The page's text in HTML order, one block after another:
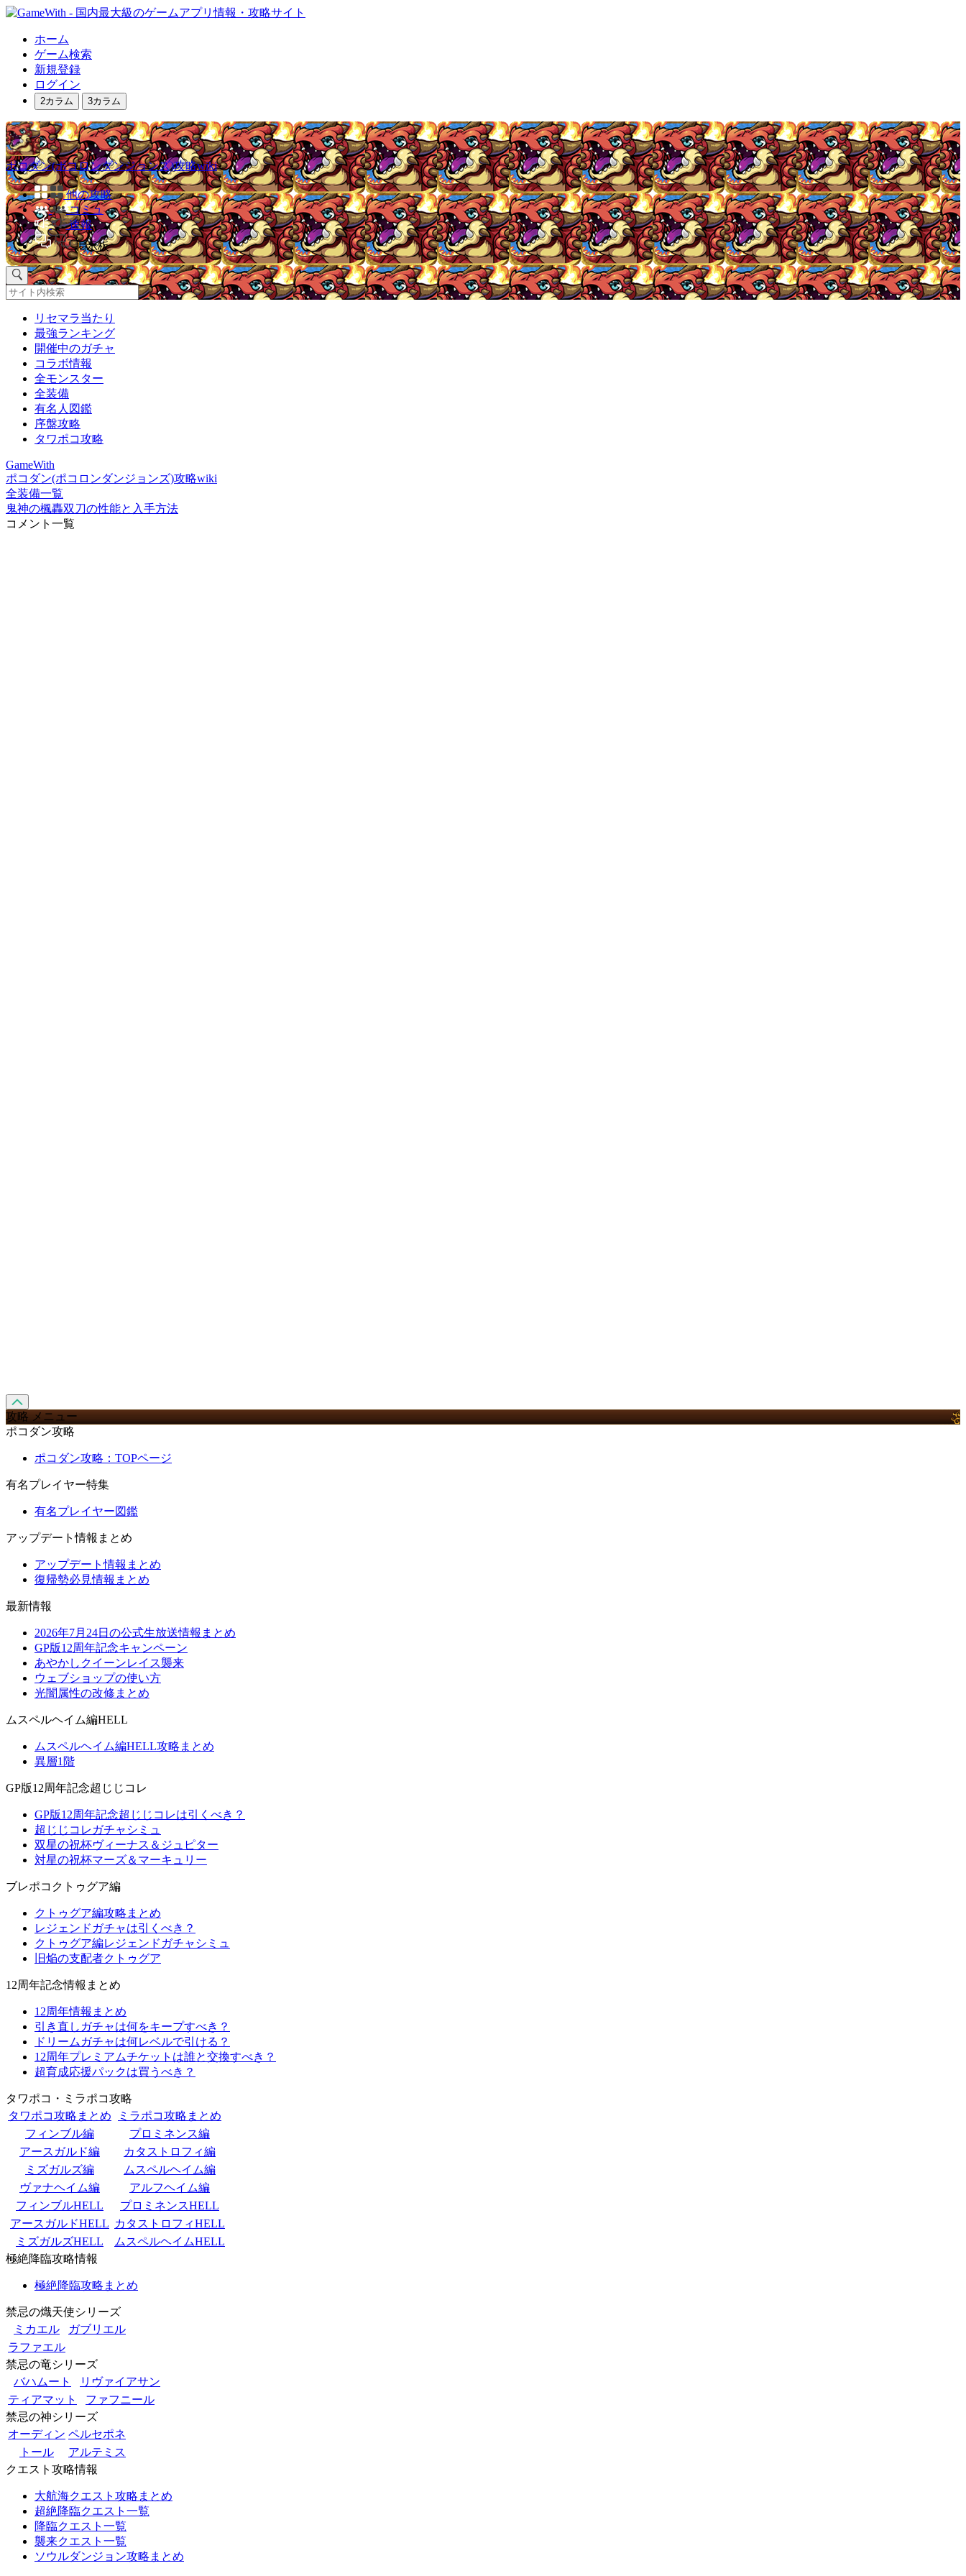
ホーム
ゲーム検索
新規登録
ログイン
2カラム 3カラム
ポコダン(ポコロンダンジョンズ)攻略wiki
他の攻略
コミュ
速報
掲示板
リセマラ当たり
最強ランキング
開催中のガチャ
コラボ情報
全モンスター
全装備
有名人図鑑
序盤攻略
タワポコ攻略
GameWith
ポコダン(ポコロンダンジョンズ)攻略wiki
全装備一覧
鬼神の楓轟双刀の性能と入手方法
コメント一覧
攻略 メニュー
ポコダン攻略
ポコダン攻略：TOPページ
有名プレイヤー特集
有名プレイヤー図鑑
アップデート情報まとめ
アップデート情報まとめ
復帰勢必見情報まとめ
最新情報
2026年7月24日の公式生放送情報まとめ
GP版12周年記念キャンペーン
あやかしクイーンレイス襲来
ウェブショップの使い方
光闇属性の改修まとめ
ムスペルヘイム編HELL
ムスペルヘイム編HELL攻略まとめ
異層1階
GP版12周年記念超じじコレ
GP版12周年記念超じじコレは引くべき？
超じじコレガチャシミュ
双星の祝杯ヴィーナス＆ジュピター
対星の祝杯マーズ＆マーキュリー
ブレポコクトゥグア編
クトゥグア編攻略まとめ
レジェンドガチャは引くべき？
クトゥグア編レジェンドガチャシミュ
旧焔の支配者クトゥグア
12周年記念情報まとめ
12周年情報まとめ
引き直しガチャは何をキープすべき？
ドリームガチャは何レベルで引ける？
12周年プレミアムチケットは誰と交換すべき？
超育成応援パックは買うべき？
タワポコ・ミラポコ攻略
タワポコ攻略まとめ
ミラポコ攻略まとめ
フィンブル編
プロミネンス編
アースガルド編
カタストロフィ編
ミズガルズ編
ムスペルヘイム編
ヴァナヘイム編
アルフヘイム編
フィンブルHELL
プロミネンスHELL
アースガルドHELL カタストロフィHELL
ミズガルズHELL
ムスペルヘイムHELL
極絶降臨攻略情報
極絶降臨攻略まとめ
禁忌の熾天使シリーズ
ミカエル
ガブリエル
ラファエル
禁忌の竜シリーズ
バハムート
リヴァイアサン
ティアマット
ファフニール
禁忌の神シリーズ
オーディン ペルセポネ
トール
アルテミス
クエスト攻略情報
大航海クエスト攻略まとめ
超絶降臨クエスト一覧
降臨クエスト一覧
襲来クエスト一覧
ソウルダンジョン攻略まとめ